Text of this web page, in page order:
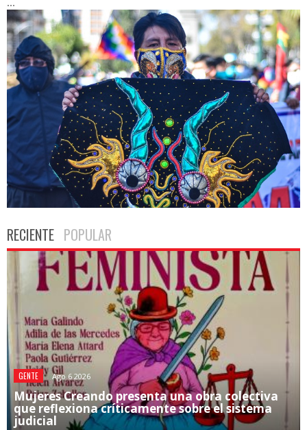
RECIENTE POPULAR
GENTE Ago 6 2026
Mujeres Creando presenta una obra colectiva
que reflexiona críticamente sobre el sistema
judicial